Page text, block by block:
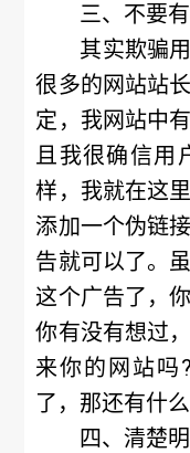
三、不要
其实欺骗
很多的网站站
定，我网站中
且我很确信用
样，我就在这
添加一个伪链
告就可以了。
这个广告了，
你有没有想过
来你的网站吗
了，那还有什
四、清楚